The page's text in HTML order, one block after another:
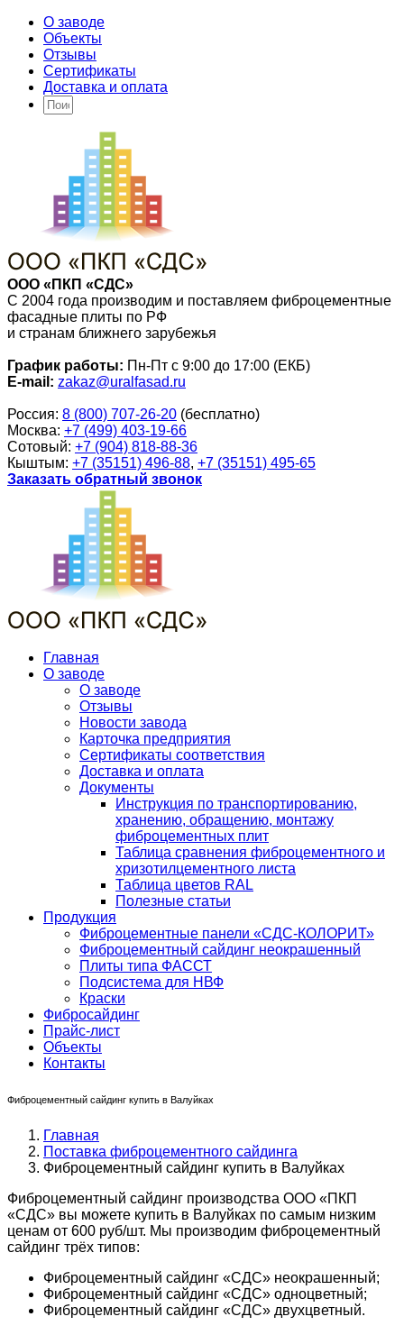
О заводе
Объекты
Отзывы
Сертификаты
Доставка и оплата
ООО «ПКП «СДС»
С 2004 года производим и поставляем фиброцементные
фасадные плиты по РФ
и странам ближнего зарубежья
График работы: Пн-Пт с 9:00 до 17:00 (ЕКБ)
E-mail: zakaz@uralfasad.ru
Россия: 8 (800) 707-26-20 (бесплатно)
Москва: +7 (499) 403-19-66
Сотовый: +7 (904) 818-88-36
Кыштым: +7 (35151) 496-88, +7 (35151) 495-65
Заказать обратный звонок
Главная
О заводе
О заводе
Отзывы
Новости завода
Карточка предприятия
Сертификаты соответствия
Доставка и оплата
Документы
Инструкция по транспортированию,
хранению, обращению, монтажу
фиброцементных плит
Таблица сравнения фиброцементного и
хризотилцементного листа
Таблица цветов RAL
Полезные статьи
Продукция
Фиброцементные панели «СДС-КОЛОРИТ»
Фиброцементный сайдинг неокрашенный
Плиты типа ФАССТ
Подсистема для НВФ
Краски
Фибросайдинг
Прайс-лист
Объекты
Контакты
Фиброцементный сайдинг купить в Валуйках
Главная
Поставка фиброцементного сайдинга
Фиброцементный сайдинг купить в Валуйках
Фиброцементный сайдинг производства ООО «ПКП
«СДС» вы можете купить в Валуйках по самым низким
ценам от 600 руб/шт. Мы производим фиброцементный
сайдинг трёх типов:
Фиброцементный сайдинг «СДС» неокрашенный;
Фиброцементный сайдинг «СДС» одноцветный;
Фиброцементный сайдинг «СДС» двухцветный.